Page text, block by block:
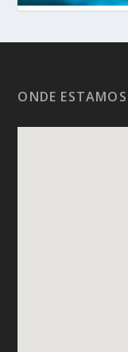
ONDE ESTAMOS